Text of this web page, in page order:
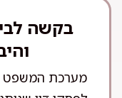
בקשה
מערכת המשפט